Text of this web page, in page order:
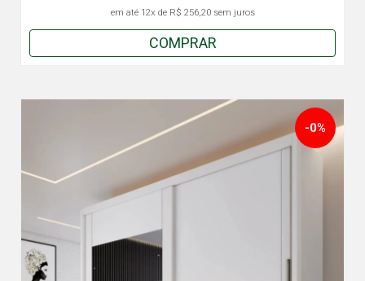
em até 12x de R$ 256,20sem juros
COMPRAR
-0%